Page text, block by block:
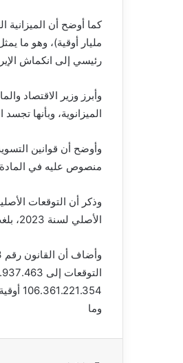
رئيسي إلى انكماش الإيرادات غير
وأبرز وزير الاقتصاد
الميزانوية، وبأنها تجسد
وأوضح أن قوانين
منصوص عليه في المادة 7 من القانون النظامي رقم 2018-039 المتعلق بقوانين المالية.
الأصلي لسنة 2023، بلغت 102.000.883.454 أوقية من الإيرادات، و111.423.844.448 أوقية من النفقات.
106.361.221.354 أوقية من النفقات، بانخفاض قدره 5.062.623.094 أوقية (-%4.54).
وما